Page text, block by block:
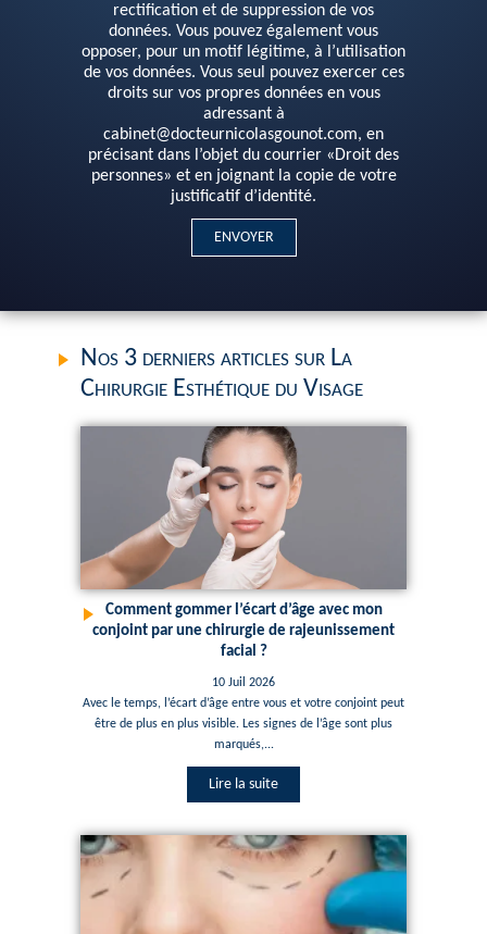
rectification et de suppression de vos
données. Vous pouvez également vous
opposer, pour un motif légitime, à l’utilisation
de vos données. Vous seul pouvez exercer ces
droits sur vos propres données en vous
adressant à
cabinet@docteurnicolasgounot.com, en
précisant dans l’objet du courrier «Droit des
personnes» et en joignant la copie de votre
justificatif d’identité.
Nos 3 derniers articles sur La
Chirurgie Esthétique du Visage
Comment gommer l’écart d’âge avec mon
conjoint par une chirurgie de rajeunissement
facial ?
10 Juil 2026
Avec le temps, l’écart d’âge entre vous et votre conjoint peut
être de plus en plus visible. Les signes de l’âge sont plus
marqués,...
Lire la suite